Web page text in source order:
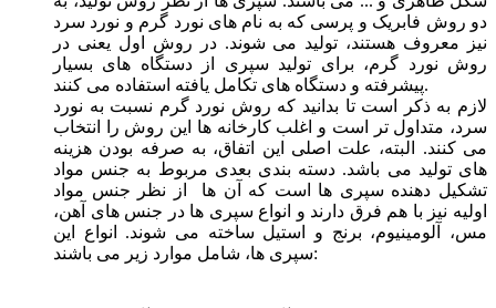
دو روش فابریک و پرسی که به نام های نورد گرم و نورد سرد
نیز معروف هستند، تولید می شوند. در روش اول یعنی در
روش نورد گرم، برای تولید سپری از دستگاه ‌های بسیار
پیشرفته و دستگاه های تکامل یافته‌ استفاده می ‌کنند.
لازم به ذکر است تا بدانید که روش نورد گرم نسبت به نورد
سرد، متداول تر است و اغلب کارخانه ها این روش را انتخاب
می کنند. البته، علت اصلی این اتفاق، به صرفه بودن هزینه
های تولید می باشد. دسته بندی بعدی مربوط به جنس مواد
تشکیل دهنده سپری ها است که آن ها از نظر جنس مواد
اولیه نیز با هم فرق دارند و انواع سپری ‌ها در جنس های آهن،
مس، آلومینیوم، برنج و استیل ساخته می شوند. انواع این
سپری ها، شامل موارد زیر می باشند: